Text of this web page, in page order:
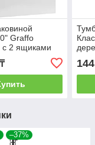
Graffo
с 2 ящиками
–37%